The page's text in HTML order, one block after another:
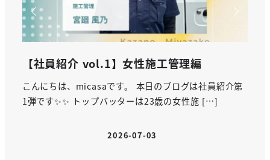
【梅酒作り】
こんにちは、micasaです。 梅雨に入り、じめじめとし
た日が続いていますね。早くカラッとした晴れの […]
投稿日
2026-06-19